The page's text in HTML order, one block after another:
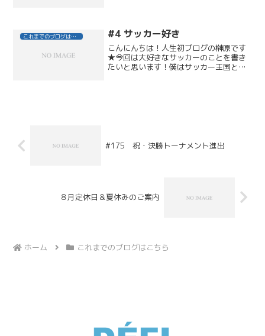
き￥2,484（税...
これまでのブログはこちら #4 サッカー好き
こんにんちは！人生初ブログの榊原です
★今回は大好きなサッカーのことを書き
たいと思います！僕はサッカー王国とい
#175 祝・決勝トーナメント進出
８月定休日＆夏休みのご案内
ホーム これまでのブログはこちら